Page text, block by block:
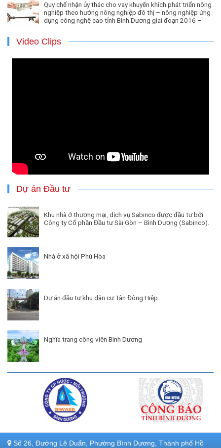
Quy chế nhận ủy thác cho vay khuyến khích phát triển nông
nghiệp theo hướng nông nghiệp đô thị – nông nghiệp ứng
dụng công nghệ cao tỉnh Bình Dương giai đoạn 2016 –
Video Clips
Dự án Đầu tư
Khu nhà ở thương mại, dịch vụ Sabinco được đầu tư bởi
Công ty Cổ phần Đầu tư Sài Gòn – Bình Dương (Sabinco).
Nhà ở xã hội Phú Hòa
Dự án đầu tư khu dân cư Tân Đông Hiệp.
Nghĩa trang công viên Bình Dương
Số 26, Đường Lê Duẩn, Phường Bình Dương, Thành phố Hồ